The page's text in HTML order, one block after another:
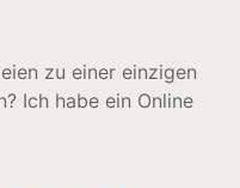
zu einer einzigen
Ich habe ein Online